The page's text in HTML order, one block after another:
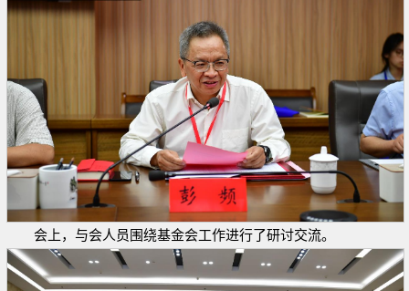
会上，与会人员围绕基金会工作进行了研讨交流。